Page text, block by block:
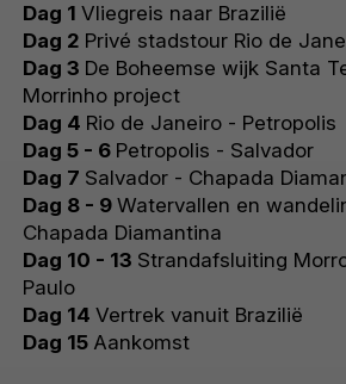
Dag 1 Vliegreis naar Brazilië
Dag 2 Privé stadstour Rio de
Dag 3 De Boheemse wijk Santa
Morrinho project
Dag 4 Rio de Janeiro - Petropolis
Dag 5 - 6 Petropolis - Salvador
Dag 7 Salvador - Chapada
Dag 8 - 9 Watervallen en
Chapada Diamantina
Dag 10 - 13 Strandafsluiting
Paulo
Dag 14 Vertrek vanuit Brazilië
Dag 15 Aankomst